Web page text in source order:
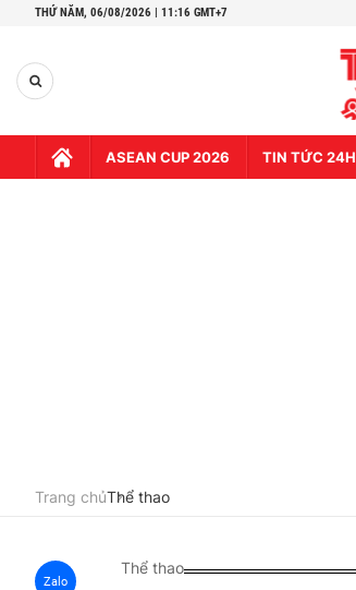
THỨ NĂM, 06/08/2026 | 11:16 GMT+7
ASEAN CUP 2026 TIN TỨC 24H
Trang chủThể thao
Zalo
Thể thao